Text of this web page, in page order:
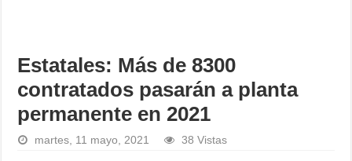
Estatales: Más de 8300
contratados pasarán a planta
permanente en 2021
martes, 11 mayo, 2021 38 Vistas